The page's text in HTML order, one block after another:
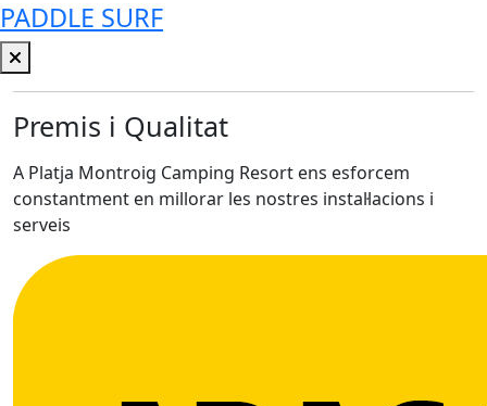
PADDLE SURF
Premis i Qualitat
A Platja Montroig Camping Resort ens esforcem
constantment en millorar les nostres instal·lacions i
serveis